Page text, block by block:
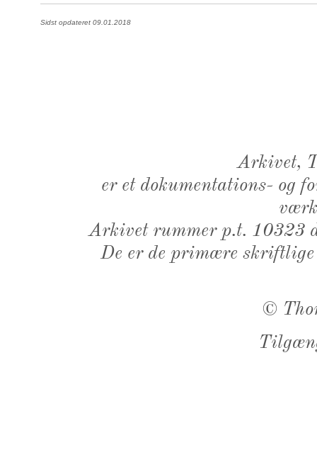
Sidst opdateret 09.01.2018
Arkivet,
er et dokumentations- og
Arkivet rummer p.t. 10323
De er de primære
©